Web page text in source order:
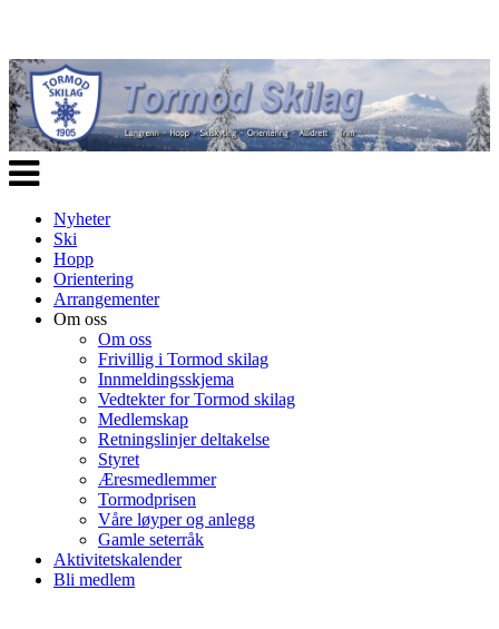
Veksle
navigasjon
Nyheter
Ski
Hopp
Orientering
Arrangementer
Om oss
Om oss
Frivillig i Tormod skilag
Innmeldingsskjema
Vedtekter for Tormod skilag
Medlemskap
Retningslinjer deltakelse
Styret
Æresmedlemmer
Tormodprisen
Våre løyper og anlegg
Gamle seterråk
Aktivitetskalender
Bli medlem